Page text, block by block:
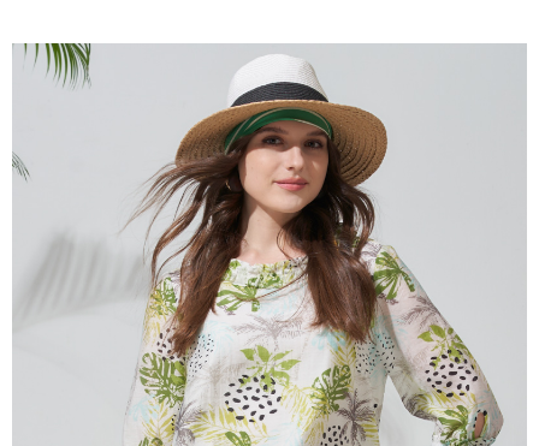
成交易。
3.實際核准額度、可分期數及費用金額請依後續交易確認頁面所載為準。
4.訂單成立30分鐘內，如未前往確認交易或遇審核未通過，訂單將自動取
消。如遇「轉專審核」未通過狀況，表示未達大哥付你分期系統評分，恕無
1.分期款項不併入電信帳單，「大哥付你分期」於每月結算日後寄送繳費提
2.透過簡訊連結打開帳單後，可選擇「超商條碼／台灣大直營門市／銀行轉
帳／街口支付／iPASS MONEY」等通路繳費。
1.本服務係由「台灣大哥大股份有限公司」（以下簡稱本公司）所提供，讓
用戶於交易時，得透過本服務購買商品或服務，並由商店將買賣／分期付款
買賣價金債權讓與本公司後，依約使用本公司帳單繳交帳款。
2.基於同意付款使用「大哥付你分期」之契約關係目的，商店將以您的個人
資料（包含姓名、電話或地址）提供予台灣大哥大進項蒐集、處理及利用，
由本公司與您本人進行分期帳單所需資料之確認、核對及更正。
3.完整用戶服務條款，請詳閱以下連結：
https://oppay.tw/userRule
AFTEE先享後付是「在收到商品之後才付款」的支付方式。 讓您購物簡單
便利好安心！
１．簡單：不需註冊會員、不需綁卡、不需儲值。
２．便利：只要手機號碼，簡訊認證，即可結帳。
３．安心：先確認商品／服務後，再付款。
【「AFTEE先享後付」結帳流程】
１．於結帳方式選擇「AFTEE先享後付」後，將跳轉至「AFTEE先享後付」
結帳頁面，進行簡訊認證並確認金額後，即可完成結帳。
２．訂單成立數日內，您將收到繳費通知簡訊。
３．收到繳費通知簡訊後14天內，點擊此簡訊中的連結，可透過四大超商／
ATM／網路銀行／等多元方式進行付款，方視為交易完成。
※ 請注意：結帳手續完成當下不需立刻繳費，但若您需要取消訂單，請聯絡
購買商品的店家。未經商家同意取消之訂單仍視為有效，需透過AFTEE先享
後付繳納相關費用。
※ 交易是否成功請以「AFTEE先享後付 」之結帳頁面顯示為準，若有關於
是否繳費成功／繳費後需取消欲退款等相關疑問，請聯繫「AFTEE先享後付
https://netprotections.freshdesk.com/support/home
ATM付款
每筆NT$120，滿NT$2,000(含以上)免運費
7-11取貨付款
每筆NT$120，滿NT$2,000(含以上)免運費
每筆NT$120，滿NT$2,000(含以上)免運費